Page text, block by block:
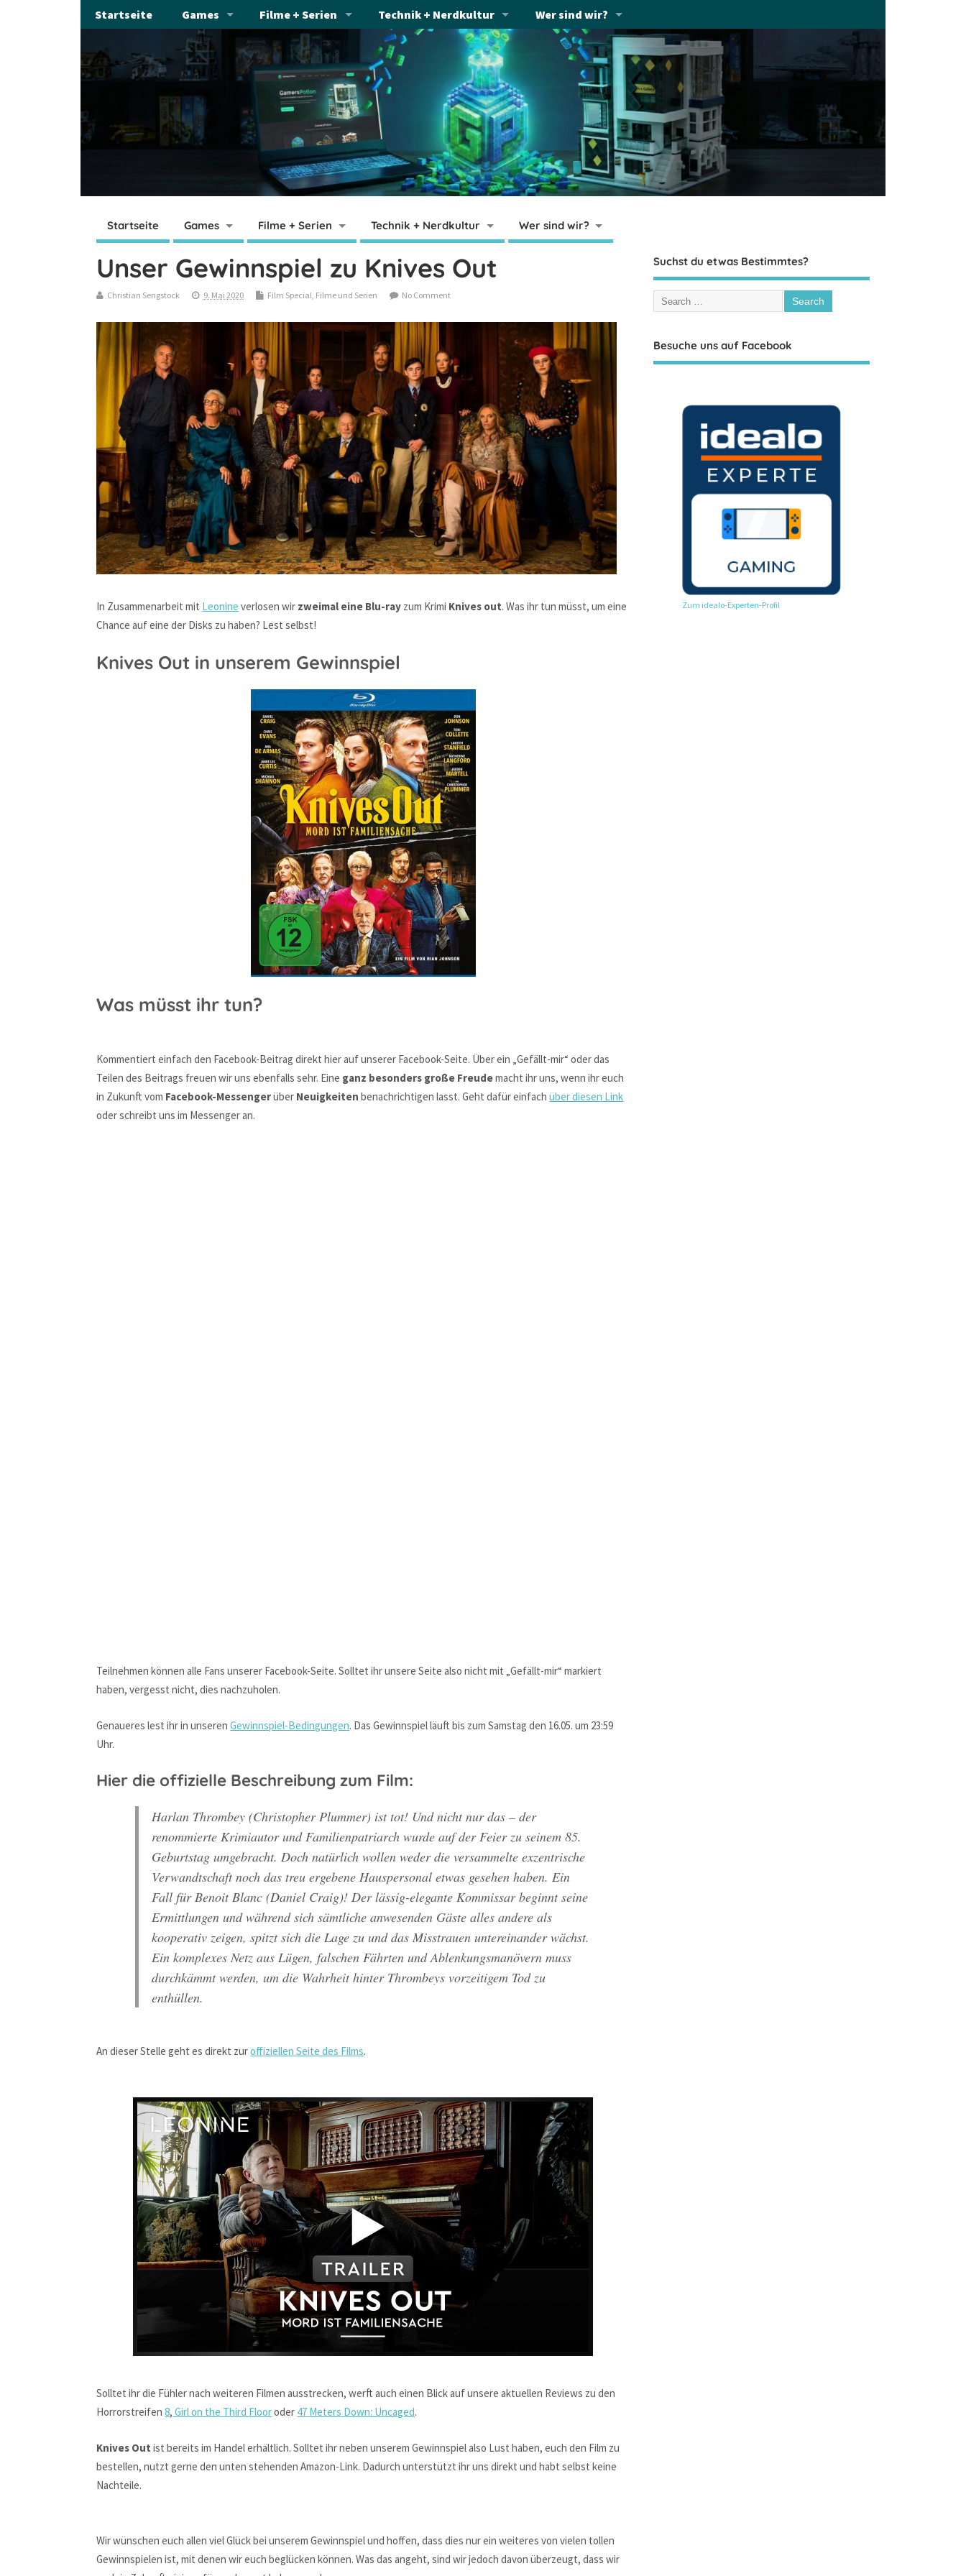
Startseite Games Filme + Serien Technik + Nerdkultur Wer sind wir?
Startseite Games Filme + Serien Technik + Nerdkultur Wer sind wir?
Unser Gewinnspiel zu Knives Out
Christian Sengstock 9. Mai 2020 Film Special Filme und Serien No Comment
In Zusammenarbeit mit Leonine verlosen wir zweimal eine Blu-ray zum Krimi Knives out. Was ihr tun müsst, um eine
Chance auf eine der Disks zu haben? Lest selbst!
Knives Out in unserem Gewinnspiel
Was müsst ihr tun?
Kommentiert einfach den Facebook-Beitrag direkt hier auf unserer Facebook-Seite. Über ein „Gefällt-mir“ oder das
Teilen des Beitrags freuen wir uns ebenfalls sehr. Eine ganz besonders große Freudemacht ihr uns, wenn ihr euch
in Zukunft vom Facebook-Messengerüber Neuigkeiten benachrichtigen lasst. Geht dafür einfachüber diesen Link
oder schreibt uns im Messenger an.
Teilnehmen können alle Fans unserer Facebook-Seite. Solltet ihr unsere Seite also nicht mit „Gefällt-mir“ markiert
haben, vergesst nicht, dies nachzuholen.
Genaueres lest ihr in unserenGewinnspiel-Bedingungen. Das Gewinnspiel läuft bis zum Samstag den 16.05. um 23:59
Uhr.
Hier die offizielle Beschreibung zum Film:
Harlan Thrombey (Christopher Plummer) ist tot! Und nicht nur das – der
renommierte Krimiautor und Familienpatriarch wurde auf der Feier zu seinem 85.
Geburtstag umgebracht. Doch natürlich wollen weder die versammelte exzentrische
Verwandtschaft noch das treu ergebene Hauspersonal etwas gesehen haben. Ein
Fall für Benoit Blanc (Daniel Craig)! Der lässig-elegante Kommissar beginnt seine
Ermittlungen und während sich sämtliche anwesenden Gäste alles andere als
kooperativ zeigen, spitzt sich die Lage zu und das Misstrauen untereinander wächst.
Ein komplexes Netz aus Lügen, falschen Fährten und Ablenkungsmanövern muss
durchkämmt werden, um die Wahrheit hinter Thrombeys vorzeitigem Tod zu
enthüllen.
An dieser Stelle geht es direkt zuroffiziellen Seite des Films.
Solltet ihr die Fühler nach weiteren Filmen ausstrecken, werft auch einen Blick auf unsere aktuellen Reviews zu den
Horrorstreifen8, Girl on the Third Flooroder 47 Meters Down: Uncaged.
Knives Outist bereits im Handel erhältlich. Solltet ihr neben unserem Gewinnspiel also Lust haben, euch den Film zu
bestellen, nutzt gerne den unten stehenden Amazon-Link. Dadurch unterstützt ihr uns direkt und habt selbst keine
Nachteile.
Wir wünschen euch allen viel Glück bei unserem Gewinnspiel und hoffen, dass dies nur ein weiteres von vielen tollen
Gewinnspielen ist, mit denen wir euch beglücken können. Was das angeht, sind wir jedoch davon überzeugt, dass wir
Suchst du etwas Bestimmtes?
Besuche uns auf Facebook
Zum idealo-Experten-Profil